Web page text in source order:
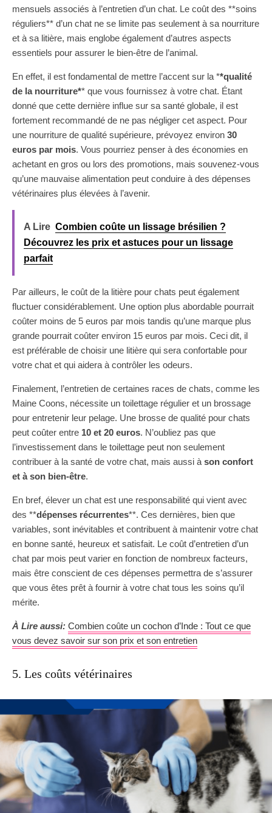
mensuels associés à l’entretien d’un chat. Le coût des **soins
réguliers** d’un chat ne se limite pas seulement à sa nourriture
et à sa litière, mais englobe également d’autres aspects
essentiels pour assurer le bien-être de l’animal.
En effet, il est fondamental de mettre l’accent sur la **qualité
de la nourriture** que vous fournissez à votre chat. Étant
donné que cette dernière influe sur sa santé globale, il est
fortement recommandé de ne pas négliger cet aspect. Pour
une nourriture de qualité supérieure, prévoyez environ 30
euros par mois. Vous pourriez penser à des économies en
achetant en gros ou lors des promotions, mais souvenez-vous
qu’une mauvaise alimentation peut conduire à des dépenses
vétérinaires plus élevées à l’avenir.
A Lire Combien coûte un lissage brésilien ?
Découvrez les prix et astuces pour un lissage
parfait
Par ailleurs, le coût de la litière pour chats peut également
fluctuer considérablement. Une option plus abordable pourrait
coûter moins de 5 euros par mois tandis qu’une marque plus
grande pourrait coûter environ 15 euros par mois. Ceci dit, il
est préférable de choisir une litière qui sera confortable pour
votre chat et qui aidera à contrôler les odeurs.
Finalement, l’entretien de certaines races de chats, comme les
Maine Coons, nécessite un toilettage régulier et un brossage
pour entretenir leur pelage. Une brosse de qualité pour chats
peut coûter entre 10 et 20 euros. N’oubliez pas que
l’investissement dans le toilettage peut non seulement
contribuer à la santé de votre chat, mais aussi à son confort
et à son bien-être.
En bref, élever un chat est une responsabilité qui vient avec
des **dépenses récurrentes**. Ces dernières, bien que
variables, sont inévitables et contribuent à maintenir votre chat
en bonne santé, heureux et satisfait. Le coût d’entretien d’un
chat par mois peut varier en fonction de nombreux facteurs,
mais être conscient de ces dépenses permettra de s’assurer
que vous êtes prêt à fournir à votre chat tous les soins qu’il
mérite.
À Lire aussi: Combien coûte un cochon d’Inde : Tout ce que
vous devez savoir sur son prix et son entretien
5. Les coûts vétérinaires